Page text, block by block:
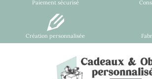
Paiement sécurisé
Création personnalisée